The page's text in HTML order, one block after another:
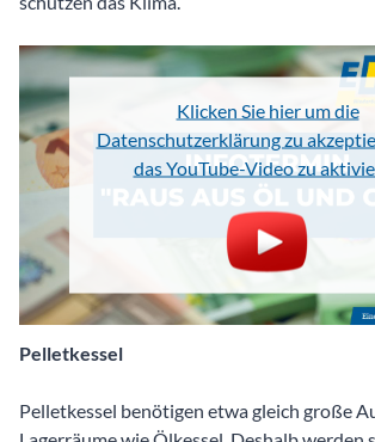
Klicken Sie hier um die
Datenschutzerklärung zu
das YouTube-Video zu
Pelletkessel
Pelletkessel benötigen etwa gleich große